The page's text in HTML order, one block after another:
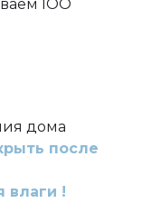
lОО
дома
после
влаги !